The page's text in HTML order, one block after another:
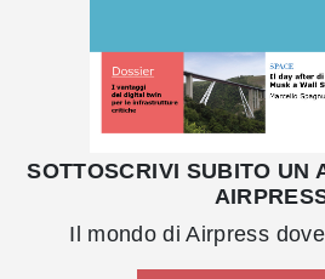
SOTTOSCRIVI SUBITO UN
Il mondo di Airpress